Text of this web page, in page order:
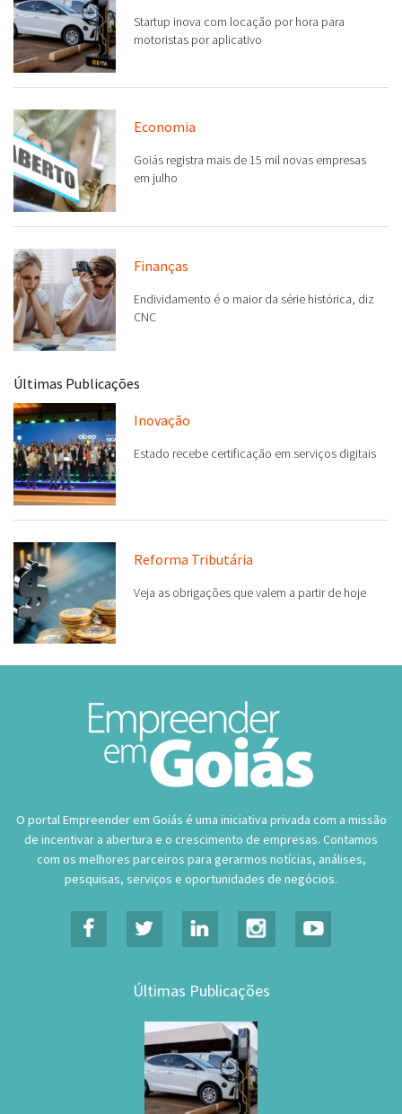
Startup inova com locação por hora para
motoristas por aplicativo
Economia
Goiás registra mais de 15 mil novas empresas
em julho
Finanças
Endividamento é o maior da série histórica, diz
CNC
Últimas Publicações
Inovação
Estado recebe certificação em serviços digitais
Reforma Tributária
Veja as obrigações que valem a partir de hoje
O portal Empreender em Goiás é uma iniciativa privada com a missão
de incentivar a abertura e o crescimento de empresas. Contamos
com os melhores parceiros para gerarmos notícias, análises,
pesquisas, serviços e oportunidades de negócios.
Últimas Publicações